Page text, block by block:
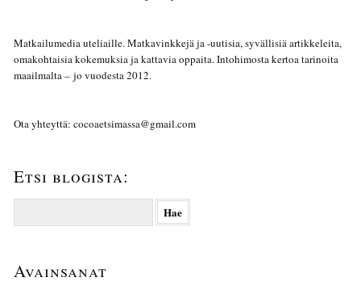
Matkailumedia uteliaille. Matkavinkkejä ja -uutisia, syvällisiä artikkeleita,
omakohtaisia kokemuksia ja kattavia oppaita. Intohimosta kertoa tarinoita
maailmalta – jo vuodesta 2012.
Ota yhteyttä: cocoaetsimassa@gmail.com
Etsi blogista:
Avainsanat